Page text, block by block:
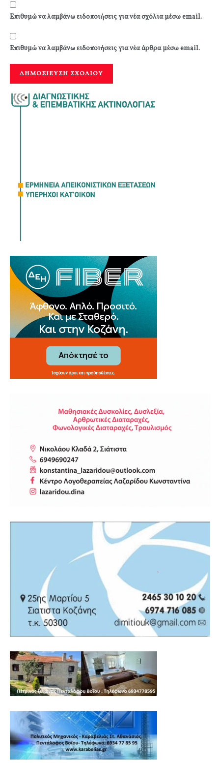
Επιθυμώ να λαμβάνω ειδοποιήσεις για νέα σχόλια μέσω email.
Επιθυμώ να λαμβάνω ειδοποιήσεις για νέα άρθρα μέσω email.